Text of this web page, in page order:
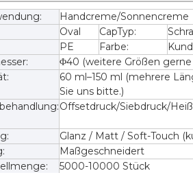
Handcreme/Sonnencreme
Oval CapTyp:
PE Farbe:
Φ40 (weitere Größen
60 ml–150 ml (mehrere
Sie uns bitte.)
Offsetdruck/Siebdruck/
Glanz / Matt / Soft-Touch
Maßgeschneidert
5000-10000 Stück